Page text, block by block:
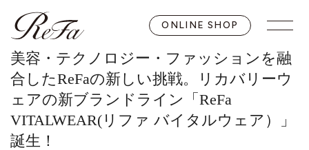
ONLINE SHOP
美容・テクノロジー・ファッションを融
合したReFaの新しい挑戦。リカバリーウ
ェアの新ブランドライン「ReFa
VITALWEAR(リファ バイタルウェア）」
誕生！